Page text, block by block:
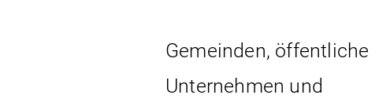
Gemeinden, öffentliche
Unternehmen und